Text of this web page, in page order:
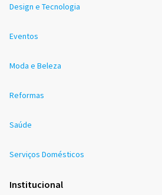
Design e Tecnologia
Eventos
Moda e Beleza
Reformas
Saúde
Serviços Domésticos
Institucional